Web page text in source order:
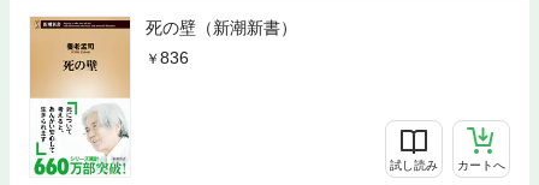
死の壁（新潮新書）
836
試し読み カートへ